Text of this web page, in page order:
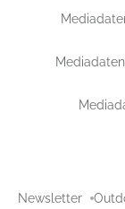
Newsletter